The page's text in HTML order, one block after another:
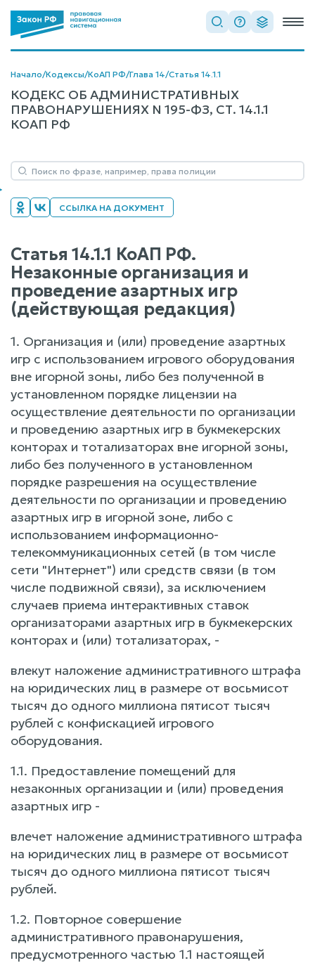
Начало/Кодексы/КоАП РФ/Глава 14/Статья 14.1.1
КОДЕКС ОБ АДМИНИСТРАТИВНЫХ
ПРАВОНАРУШЕНИЯХ N 195-ФЗ, СТ. 14.1.1
КОАП РФ
ССЫЛКА НА ДОКУМЕНТ
Статья 14.1.1 КоАП РФ.
Незаконные организация и
проведение азартных игр
(действующая редакция)
1. Организация и (или) проведение азартных
игр с использованием игрового оборудования
вне игорной зоны, либо без полученной в
установленном порядке лицензии на
осуществление деятельности по организации
и проведению азартных игр в букмекерских
конторах и тотализаторах вне игорной зоны,
либо без полученного в установленном
порядке разрешения на осуществление
деятельности по организации и проведению
азартных игр в игорной зоне, либо с
использованием информационно-
телекоммуникационных сетей (в том числе
сети "Интернет") или средств связи (в том
числе подвижной связи), за исключением
случаев приема интерактивных ставок
организаторами азартных игр в букмекерских
конторах и (или) тотализаторах, -
влекут наложение административного штрафа
на юридических лиц в размере от восьмисот
тысяч до одного миллиона пятисот тысяч
рублей с конфискацией игрового
оборудования.
1.1. Предоставление помещений для
незаконных организации и (или) проведения
азартных игр -
влечет наложение административного штрафа
на юридических лиц в размере от восьмисот
тысяч до одного миллиона пятисот тысяч
рублей.
1.2. Повторное совершение
административного правонарушения,
предусмотренного частью 1.1 настоящей